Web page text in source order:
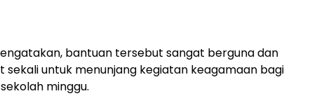
bantuan tersebut sangat berguna dan
sekali untuk menunjang kegiatan keagamaan bagi
minggu.